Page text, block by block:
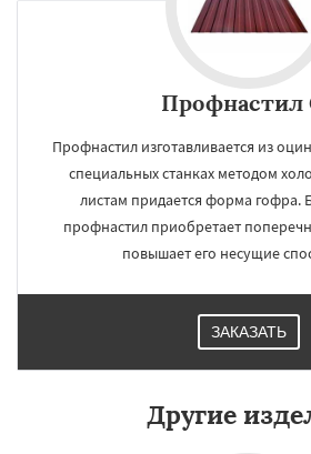
Профнастил
Профнастил изготавливается из
специальных станках методом
листам придается форма гофра.
профнастил приобретает
повышает его несущие
ЗАКАЗАТЬ
Другие